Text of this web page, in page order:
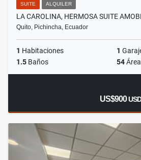
SUITE ALQUILER
LA CAROLINA, HERMOSA SUITE
Quito, Pichincha, Ecuador
1 Habitaciones 1
1.5 Baños 54
US$900USD